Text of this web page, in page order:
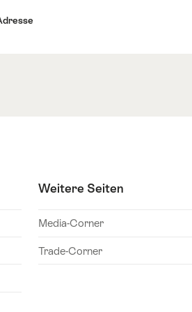
Weitere Seiten
Media-Corner
Trade-Corner